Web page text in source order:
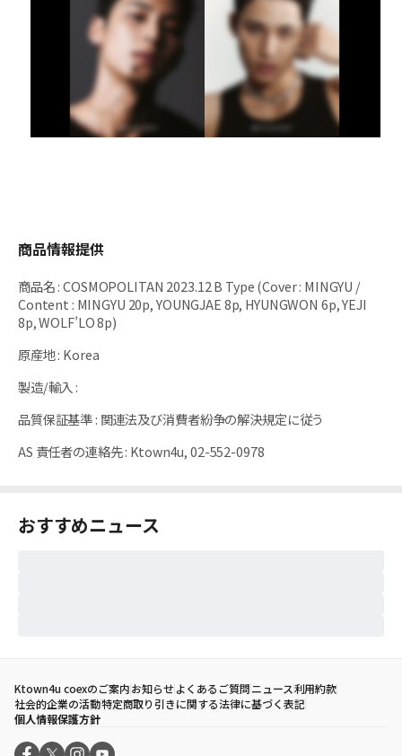
商品情報提供
商品名:COSMOPOLITAN 2023.12 B Type (Cover : MINGYU /
Content : MINGYU 20p, YOUNGJAE 8p, HYUNGWON 6p, YEJI
8p, WOLF’LO 8p)
原産地: Korea
製造/輸入 :
品質保証基準: 関連法及び消費者紛争の解決規定に従う
AS 責任者の連絡先: Ktown4u, 02-552-0978
おすすめニュース
Ktown4u coexのご案内お知らせよくあるご質問ニュース利用約款
社会的企業の活動特定商取り引きに関する法律に基づく表記
個人情報保護方針